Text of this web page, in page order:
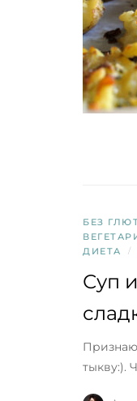
БЕЗ
ДИЕТА
/
Суп
тыкву:).